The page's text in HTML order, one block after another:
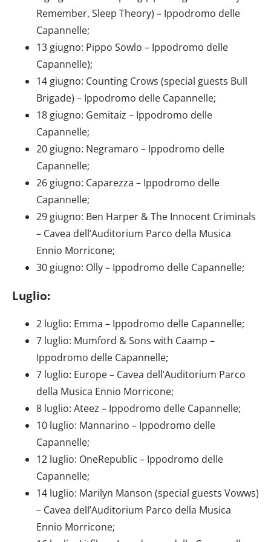
analizzare il nostro traffico. Condividiamo inoltre
informazioni sul modo in cui utilizzi il nostro sito con i
nostri partner che si occupano di analisi dei dati web,
pubblicità e social media, i quali potrebbero combinarle
con altre informazioni che hai fornito loro o che hanno
raccolto dal tuo utilizzo dei loro servizi.
Remember, Sleep Theory) – Ippodromo delle
Capannelle;
13 giugno: Pippo Sowlo – Ippodromo delle
Capannelle);
14 giugno: Counting Crows (special guests Bull
Brigade) – Ippodromo delle Capannelle;
18 giugno: Gemitaiz – Ippodromo delle
Capannelle;
20 giugno: Negramaro – Ippodromo delle
Capannelle;
26 giugno: Caparezza – Ippodromo delle
Capannelle;
29 giugno: Ben Harper & The Innocent Criminals
– Cavea dell’Auditorium Parco della Musica
Ennio Morricone;
30 giugno: Olly – Ippodromo delle Capannelle;
Luglio:
2 luglio: Emma – Ippodromo delle Capannelle;
7 luglio: Mumford & Sons with Caamp –
Ippodromo delle Capannelle;
7 luglio: Europe – Cavea dell’Auditorium Parco
della Musica Ennio Morricone;
8 luglio: Ateez – Ippodromo delle Capannelle;
10 luglio: Mannarino – Ippodromo delle
Capannelle;
12 luglio: OneRepublic – Ippodromo delle
Capannelle;
14 luglio: Marilyn Manson (special guests Vowws)
– Cavea dell’Auditorium Parco della Musica
Ennio Morricone;